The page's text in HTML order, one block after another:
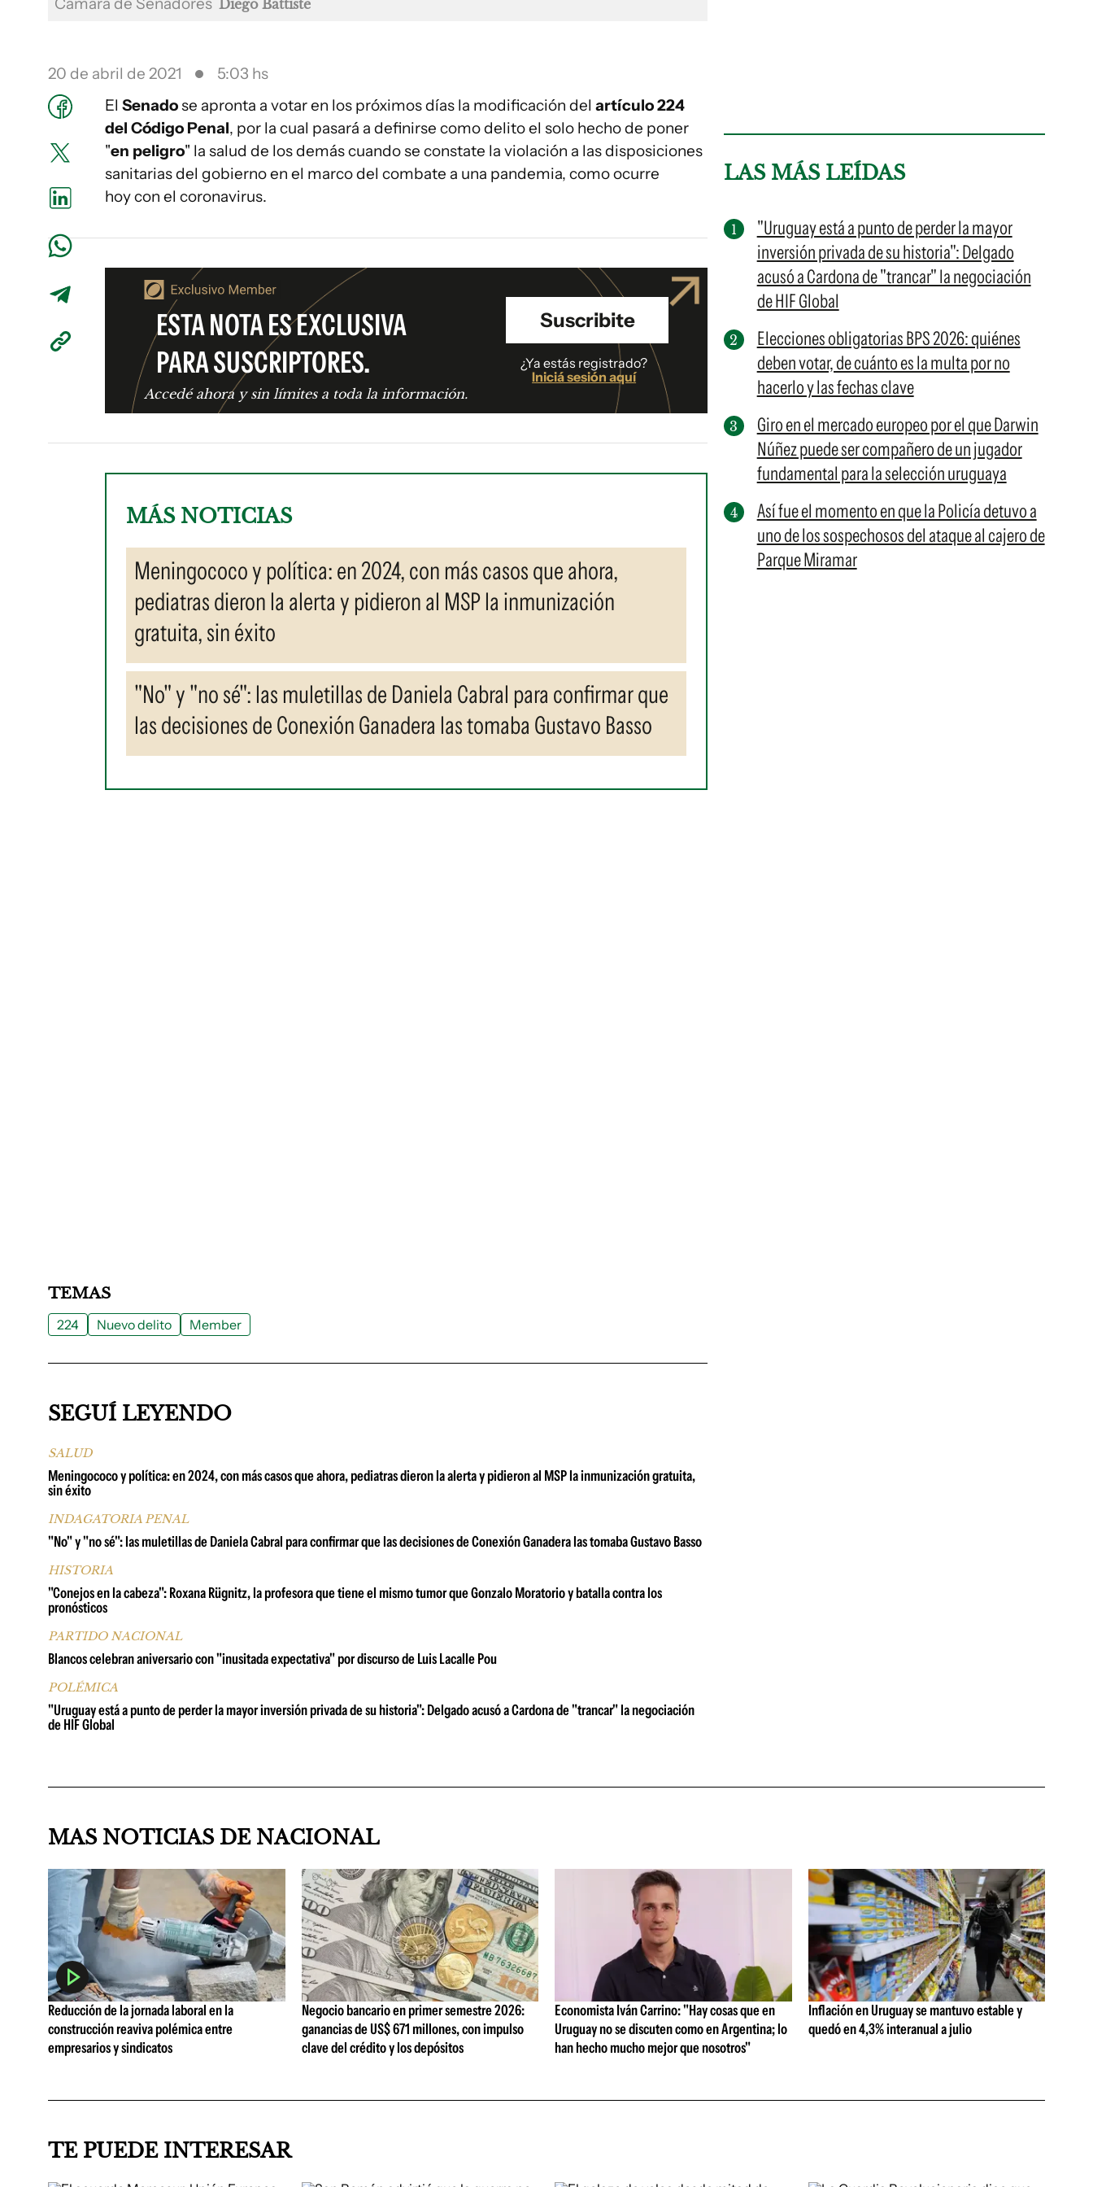
Diego Battiste
20 de abril de 2021
5:03 hs
El Senadose apronta a votar en los próximos días la modificación del artículo 224
del Código Penal, por la cual pasará a definirse como delito el solo hecho de poner
"en peligro" la salud de los demás cuando se constate la violación a las disposiciones
sanitarias del gobierno en el marco del combate a una pandemia, como ocurre
hoy con el coronavirus.
ESTA NOTA ES EXCLUSIVA
PARA SUSCRIPTORES.
Accedé ahora y sin límites a toda la información.
Suscribite
¿Ya estás registrado?
Iniciá sesión aquí
MÁS NOTICIAS
Meningococo y política: en 2024, con más casos que ahora,
pediatras dieron la alerta y pidieron al MSP la inmunización
gratuita, sin éxito
"No" y "no sé": las muletillas de Daniela Cabral para confirmar que
las decisiones de Conexión Ganadera las tomaba Gustavo Basso
LAS MÁS LEÍDAS
"Uruguay está a punto de perder la mayor
inversión privada de su historia": Delgado
acusó a Cardona de "trancar" la negociación
de HIF Global
Elecciones obligatorias BPS 2026: quiénes
deben votar, de cuánto es la multa por no
hacerlo y las fechas clave
Giro en el mercado europeo por el que Darwin
Núñez puede ser compañero de un jugador
fundamental para la selección uruguaya
Así fue el momento en que la Policía detuvo a
uno de los sospechosos del ataque al cajero de
Parque Miramar
TEMAS
224 Nuevo delito Member
SEGUÍ LEYENDO
SALUD
Meningococo y política: en 2024, con más casos que ahora, pediatras dieron la alerta y pidieron al MSP la inmunización gratuita,
sin éxito
INDAGATORIA PENAL
"No" y "no sé": las muletillas de Daniela Cabral para confirmar que las decisiones de Conexión Ganadera las tomaba Gustavo Basso
HISTORIA
"Conejos en la cabeza": Roxana Rügnitz, la profesora que tiene el mismo tumor que Gonzalo Moratorio y batalla contra los
pronósticos
PARTIDO NACIONAL
Blancos celebran aniversario con "inusitada expectativa" por discurso de Luis Lacalle Pou
POLÉMICA
"Uruguay está a punto de perder la mayor inversión privada de su historia": Delgado acusó a Cardona de "trancar" la negociación
de HIF Global
MAS NOTICIAS DE NACIONAL
Reducción de la jornada laboral en la
construcción reaviva polémica entre
empresarios y sindicatos
Negocio bancario en primer semestre 2026:
ganancias de US$ 671 millones, con impulso
clave del crédito y los depósitos
Economista Iván Carrino: "Hay cosas que en
Uruguay no se discuten como en Argentina; lo
han hecho mucho mejor que nosotros"
Inflación en Uruguay se mantuvo estable y
quedó en 4,3% interanual a julio
TE PUEDE INTERESAR